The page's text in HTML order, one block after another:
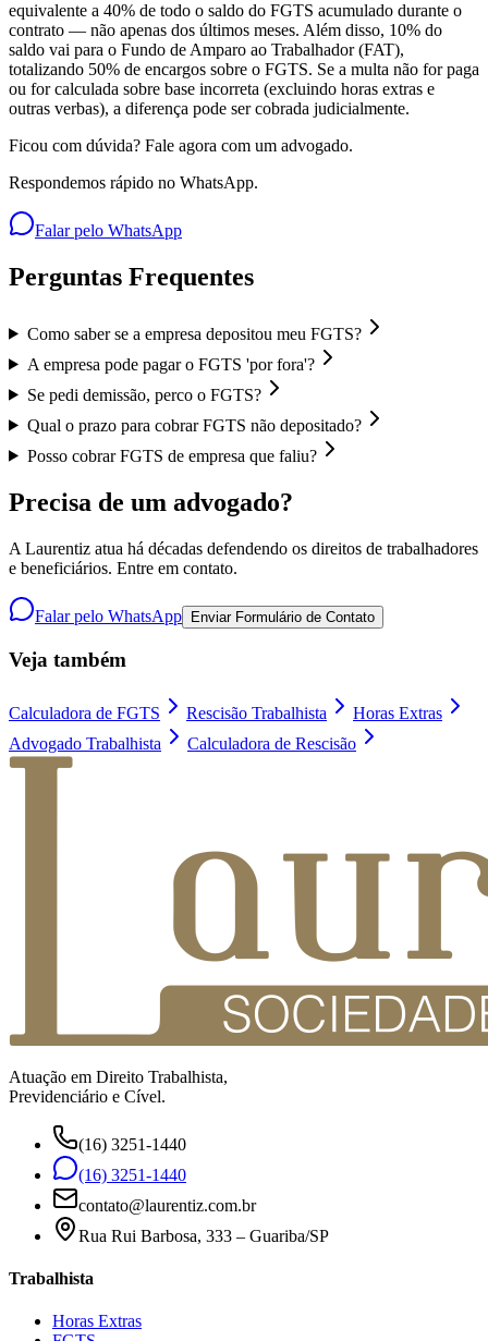
equivalente a 40% de todo o saldo do FGTS acumulado durante o
contrato — não apenas dos últimos meses. Além disso, 10% do
saldo vai para o Fundo de Amparo ao Trabalhador (FAT),
totalizando 50% de encargos sobre o FGTS. Se a multa não for paga
ou for calculada sobre base incorreta (excluindo horas extras e
outras verbas), a diferença pode ser cobrada judicialmente.
Ficou com dúvida? Fale agora com um advogado.
Respondemos rápido no WhatsApp.
Falar pelo WhatsApp
Perguntas Frequentes
Como saber se a empresa depositou meu FGTS?
A empresa pode pagar o FGTS 'por fora'?
Se pedi demissão, perco o FGTS?
Qual o prazo para cobrar FGTS não depositado?
Posso cobrar FGTS de empresa que faliu?
Precisa de um advogado?
A Laurentiz atua há décadas defendendo os direitos de trabalhadores
e beneficiários. Entre em contato.
Falar pelo WhatsApp Enviar Formulário de Contato
Veja também
Calculadora de FGTS Rescisão Trabalhista
Horas Extras
Advogado Trabalhista
Calculadora de Rescisão
Atuação em Direito Trabalhista,
Previdenciário e Cível.
(16) 3251-1440
(16) 3251-1440
contato@laurentiz.com.br
Rua Rui Barbosa, 333 – Guariba/SP
Trabalhista
Horas Extras